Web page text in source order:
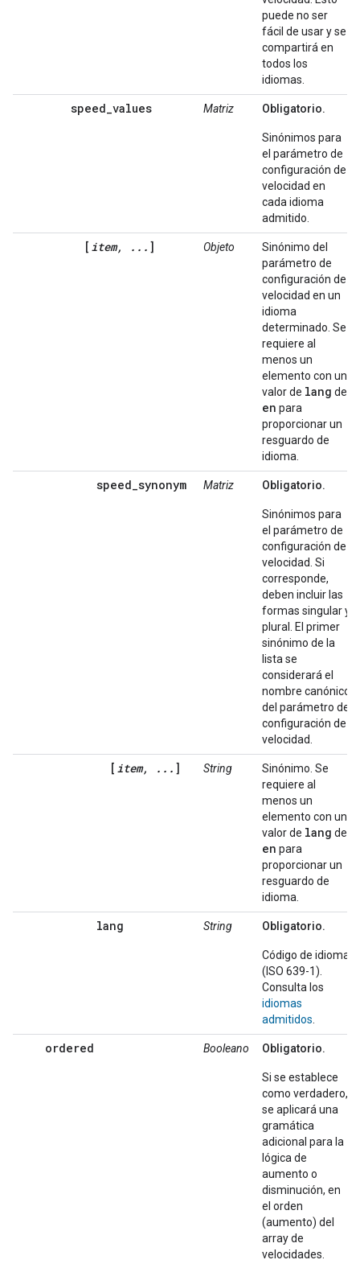
puede no ser
fácil de usar y se
compartirá en
todos los
idiomas.
speed_values Matriz Obligatorio.
Sinónimos para
el parámetro de
configuración de
velocidad en
cada idioma
admitido.
[ item, ... ] Objeto
Sinónimo del
parámetro de
configuración de
velocidad en un
idioma
determinado. Se
requiere al
menos un
elemento con un
valor de lang de
en para
proporcionar un
resguardo de
idioma.
speed_synonym Matriz Obligatorio.
Sinónimos para
el parámetro de
configuración de
velocidad. Si
corresponde,
deben incluir las
formas singular y
plural. El primer
sinónimo de la
lista se
considerará el
nombre canónico
del parámetro de
configuración de
velocidad.
[ item, ... ] String
Sinónimo. Se
requiere al
menos un
elemento con un
valor de lang de
en para
proporcionar un
resguardo de
idioma.
lang String Obligatorio.
Código de idioma
(ISO 639-1).
Consulta los
idiomas
admitidos
ordered Booleano Obligatorio.
Si se establece
como verdadero,
se aplicará una
gramática
adicional para la
lógica de
aumento o
disminución, en
el orden
(aumento) del
array de
velocidades.